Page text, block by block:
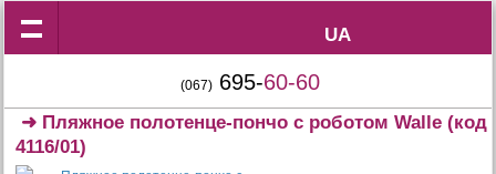
UA
UA
(067) 695-60-60
➜ Пляжное полотенце-пончо с роботом Walle (код
4116/01)